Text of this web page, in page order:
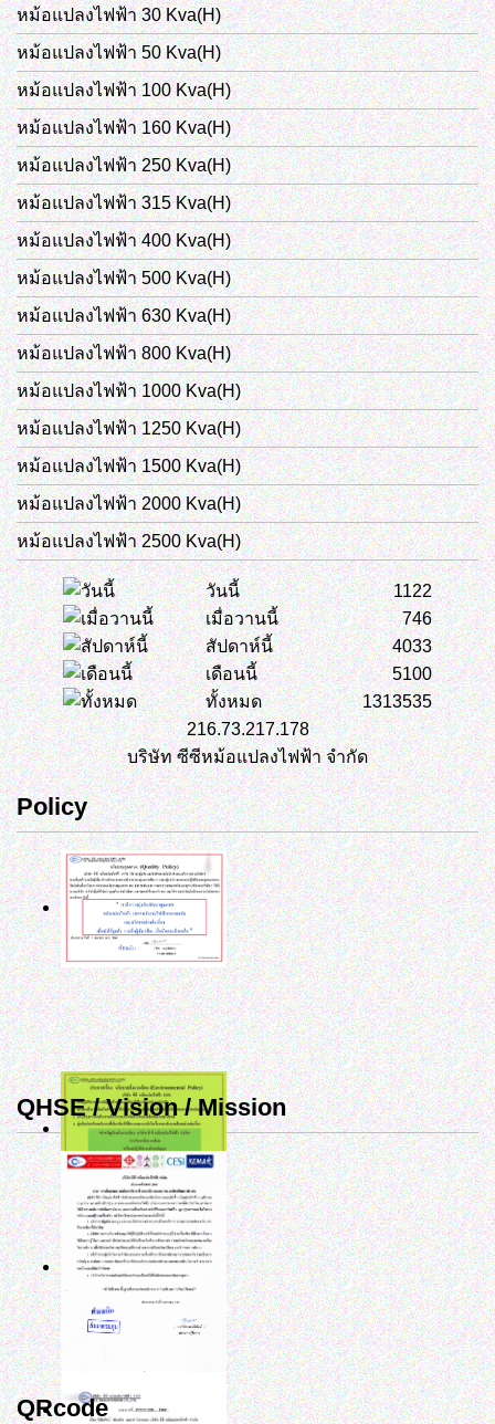
หม้อแปลงไฟฟ้า 30 Kva(H)
หม้อแปลงไฟฟ้า 50 Kva(H)
หม้อแปลงไฟฟ้า 100 Kva(H)
หม้อแปลงไฟฟ้า 160 Kva(H)
หม้อแปลงไฟฟ้า 250 Kva(H)
หม้อแปลงไฟฟ้า 315 Kva(H)
หม้อแปลงไฟฟ้า 400 Kva(H)
หม้อแปลงไฟฟ้า 500 Kva(H)
หม้อแปลงไฟฟ้า 630 Kva(H)
หม้อแปลงไฟฟ้า 800 Kva(H)
หม้อแปลงไฟฟ้า 1000 Kva(H)
หม้อแปลงไฟฟ้า 1250 Kva(H)
หม้อแปลงไฟฟ้า 1500 Kva(H)
หม้อแปลงไฟฟ้า 2000 Kva(H)
หม้อแปลงไฟฟ้า 2500 Kva(H)
วันนี้
1122
เมื่อวานนี้
746
สัปดาห์นี้
4033
เดือนนี้
5100
ทั้งหมด
1313535
216.73.217.178
บริษัท ซีซีหม้อแปลงไฟฟ้า จำกัด
Policy
QHSE / Vision / Mission
QRcode